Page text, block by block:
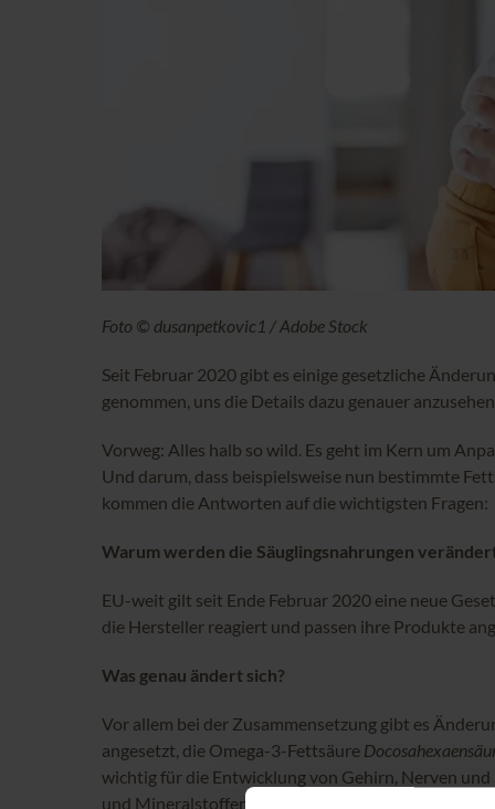
Foto © dusanpetkovic1 / Adobe Stock
Seit Februar 2020 gibt es einige gesetzliche
genommen, uns die Details dazu genauer
Vorweg: Alles halb so wild. Es geht im Kern um
Und darum, dass beispielsweise nun bestimmte
kommen die Antworten auf die wichtigsten Fragen:
Warum werden die Säuglingsnahrungen
EU-weit gilt seit Ende Februar 2020 eine neue
die Hersteller reagiert und passen ihre Produkte
Was genau ändert sich?
Vor allem bei der Zusammensetzung gibt es
angesetzt, die Omega-3-Fettsäure
wichtig für die Entwicklung von Gehirn, Nerven
und Mineralstoffen wurden angepasst.